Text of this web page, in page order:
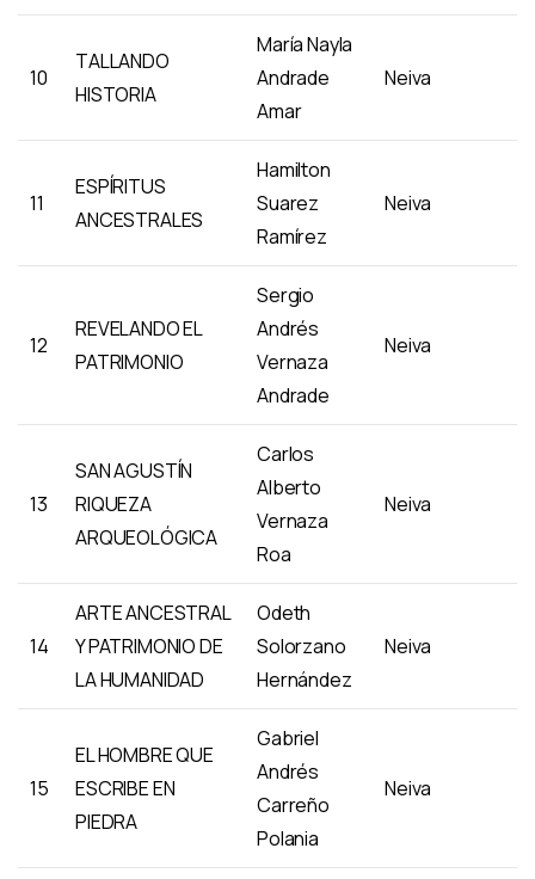
10
TALLANDO
HISTORIA
María Nayla
Andrade
Amar
Neiva
11
ESPÍRITUS
ANCESTRALES
Hamilton
Suarez
Ramírez
Neiva
12
REVELANDO EL
PATRIMONIO
Sergio
Andrés
Vernaza
Andrade
Neiva
13
SAN AGUSTÍN
RIQUEZA
ARQUEOLÓGICA
Carlos
Alberto
Vernaza
Roa
Neiva
14
ARTE ANCESTRAL
Y PATRIMONIO DE
LA HUMANIDAD
Odeth
Solorzano
Hernández
Neiva
15
EL HOMBRE QUE
ESCRIBE EN
PIEDRA
Gabriel
Andrés
Carreño
Polania
Neiva